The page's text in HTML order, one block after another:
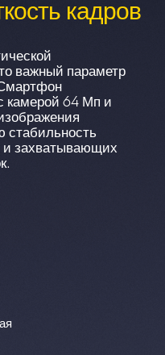
кадров
важный параметр
камерой 64 Мп и
стабильность
и захватывающих